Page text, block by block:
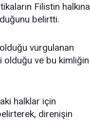
Filistin halkına
belirtti.
vurgulanan
olduğu ve bu kimliğin
halklar için
direnişin